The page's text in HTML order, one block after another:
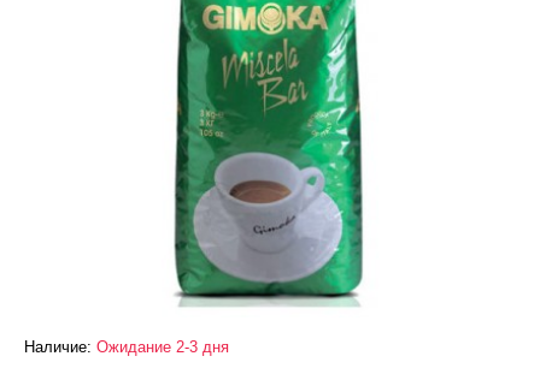
Наличие: Ожидание 2-3 дня